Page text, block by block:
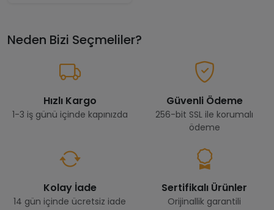
Neden Bizi Seçmeliler?
Hızlı Kargo
1-3 iş günü içinde kapınızda
Güvenli Ödeme
256-bit SSL ile korumalı
ödeme
Kolay İade
14 gün içinde ücretsiz iade
Sertifikalı Ürünler
Orijinallik garantili